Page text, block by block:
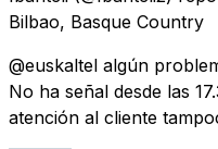
Bilbao, Basque Country
@euskaltel algún
No ha señal desde las
atención al cliente